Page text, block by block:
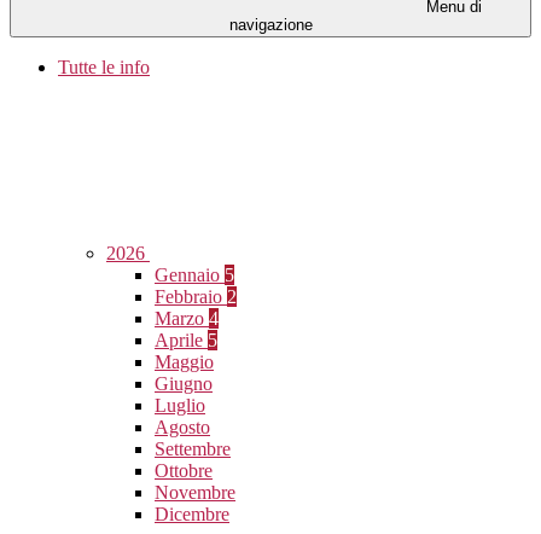
Menu di
navigazione
Tutte le info
2026
Gennaio 5
Febbraio 2
Marzo 4
Aprile 5
Maggio
Giugno
Luglio
Agosto
Settembre
Ottobre
Novembre
Dicembre